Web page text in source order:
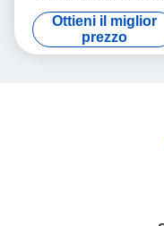
design antipolvere e
capacità di carico fino a
2000 kg per soluzioni
Ottieni il miglior
prezzo